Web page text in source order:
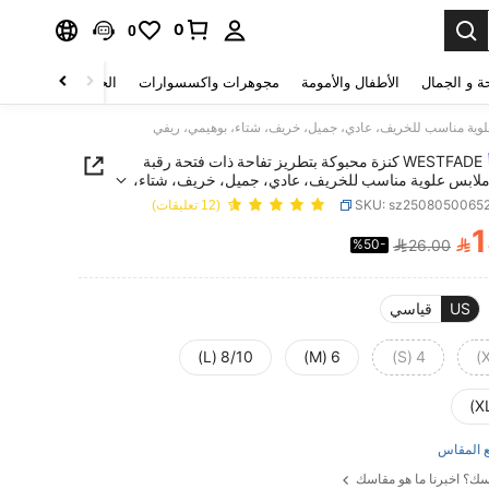
0
0
و الجمال الأطفال والأمومة مجوهرات واكسسوارات الحقائب والأمتعة
WESTFADE كنزة محبوكة بتطريز تفاحة ذات فتحة رقبة
علوية مناسب للخريف، عادي، جميل، خريف، شتاء،
ريفي
SKU: (12 تعليقات)
PRICE AND 
26.00
%50-
US قياسي
4 (S)
6 (M)
8/10 (L)
المقاس
اخبرنا ما هو مقاسك